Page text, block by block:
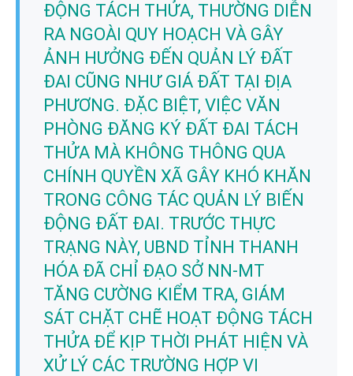
ĐỘNG TÁCH THỬA, THƯỜNG DIỄN
RA NGOÀI QUY HOẠCH VÀ GÂY
ẢNH HƯỞNG ĐẾN QUẢN LÝ ĐẤT
ĐAI CŨNG NHƯ GIÁ ĐẤT TẠI ĐỊA
PHƯƠNG. ĐẶC BIỆT, VIỆC VĂN
PHÒNG ĐĂNG KÝ ĐẤT ĐAI TÁCH
THỬA MÀ KHÔNG THÔNG QUA
CHÍNH QUYỀN XÃ GÂY KHÓ KHĂN
TRONG CÔNG TÁC QUẢN LÝ BIẾN
ĐỘNG ĐẤT ĐAI. TRƯỚC THỰC
TRẠNG NÀY, UBND TỈNH THANH
HÓA ĐÃ CHỈ ĐẠO SỞ NN-MT
TĂNG CƯỜNG KIỂM TRA, GIÁM
SÁT CHẶT CHẼ HOẠT ĐỘNG TÁCH
THỬA ĐỂ KỊP THỜI PHÁT HIỆN VÀ
XỬ LÝ CÁC TRƯỜNG HỢP VI